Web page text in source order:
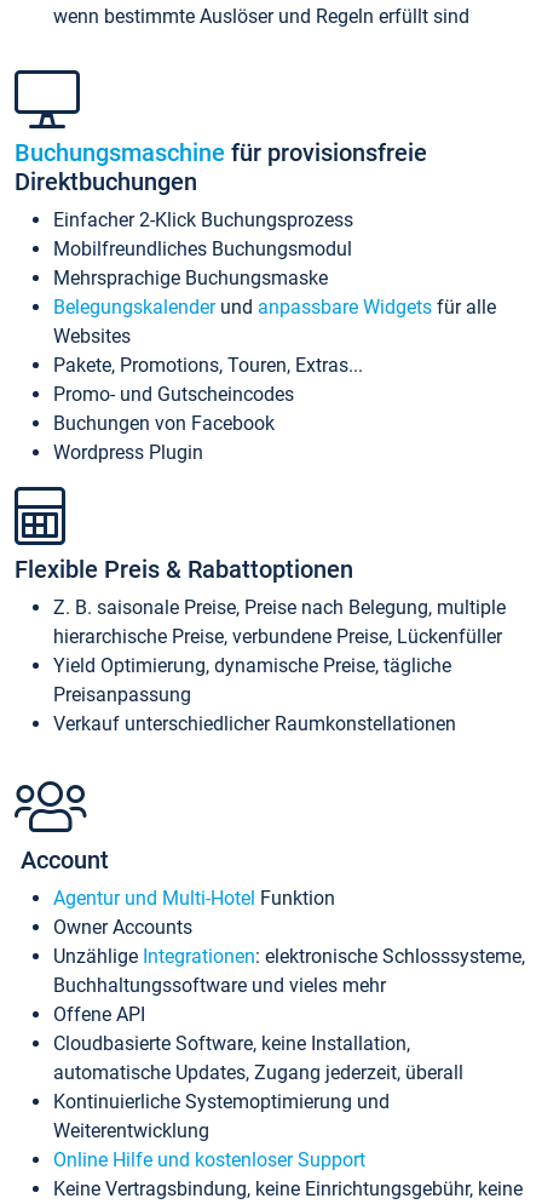
wenn bestimmte Auslöser und Regeln erfüllt sind
Buchungsmaschine für provisionsfreie
Direktbuchungen
Einfacher 2-Klick Buchungsprozess
Mobilfreundliches Buchungsmodul
Mehrsprachige Buchungsmaske
Belegungskalenderund anpassbare Widgets für alle
Websites
Pakete, Promotions, Touren, Extras...
Promo- und Gutscheincodes
Buchungen von Facebook
Wordpress Plugin
Flexible Preis & Rabattoptionen
Z. B. saisonale Preise, Preise nach Belegung, multiple
hierarchische Preise, verbundene Preise, Lückenfüller
Yield Optimierung, dynamische Preise, tägliche
Preisanpassung
Verkauf unterschiedlicher Raumkonstellationen
Account
Agentur und Multi-Hotel Funktion
Owner Accounts
Unzählige Integrationen: elektronische Schlosssysteme,
Buchhaltungssoftware und vieles mehr
Offene API
Cloudbasierte Software, keine Installation,
automatische Updates, Zugang jederzeit, überall
Kontinuierliche Systemoptimierung und
Weiterentwicklung
Online Hilfe und kostenloser Support
Keine Vertragsbindung, keine Einrichtungsgebühr, keine